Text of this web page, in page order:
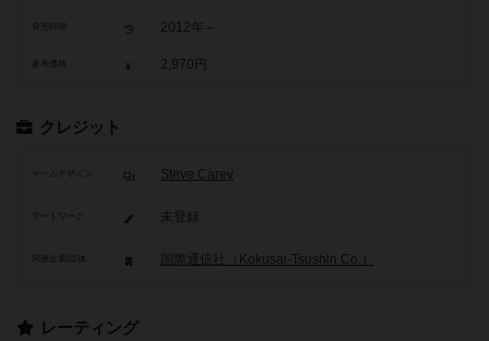
2012年～
参考価格 2,970円
クレジット
ゲームデザイン Steve Carey
アートワーク 未登録
国際通信社（Kokusai-Tsushin Co.）
レーティング